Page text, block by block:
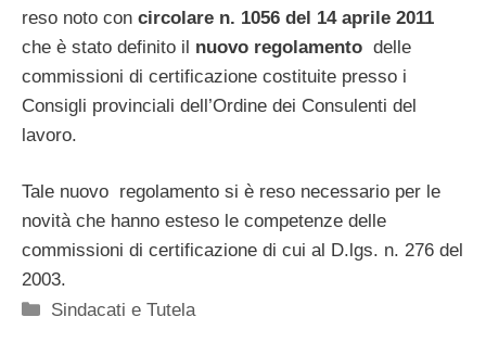
reso noto con circolare n. 1056 del 14 aprile 2011
che è stato definito il nuovo regolamento delle
commissioni di certificazione costituite presso i
Consigli provinciali dell’Ordine dei Consulenti del
lavoro.
Tale nuovo regolamento si è reso necessario per le
novità che hanno esteso le competenze delle
commissioni di certificazione di cui al D.lgs. n. 276 del
2003.
Categorie
Sindacati e Tutela